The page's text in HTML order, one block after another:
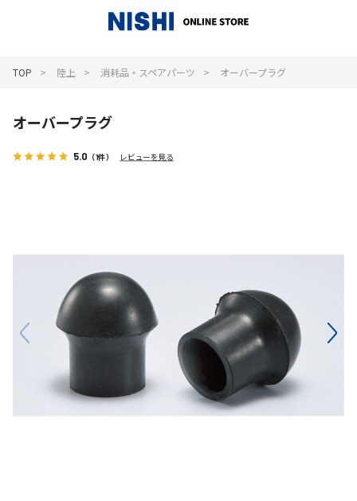
TOP 陸上 消耗品・スペアパーツ オーバープラグ
オーバープラグ
5.0 （1件） レビューを見る